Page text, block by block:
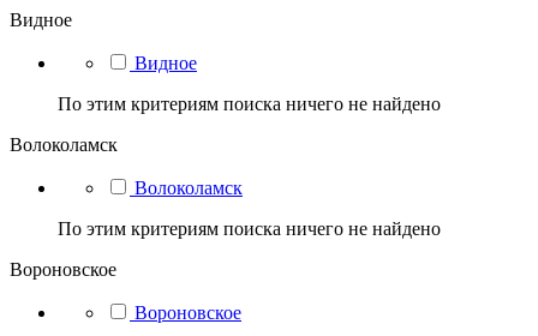
Видное
Видное
По этим критериям поиска ничего не найдено
Волоколамск
Волоколамск
По этим критериям поиска ничего не найдено
Вороновское
Вороновское